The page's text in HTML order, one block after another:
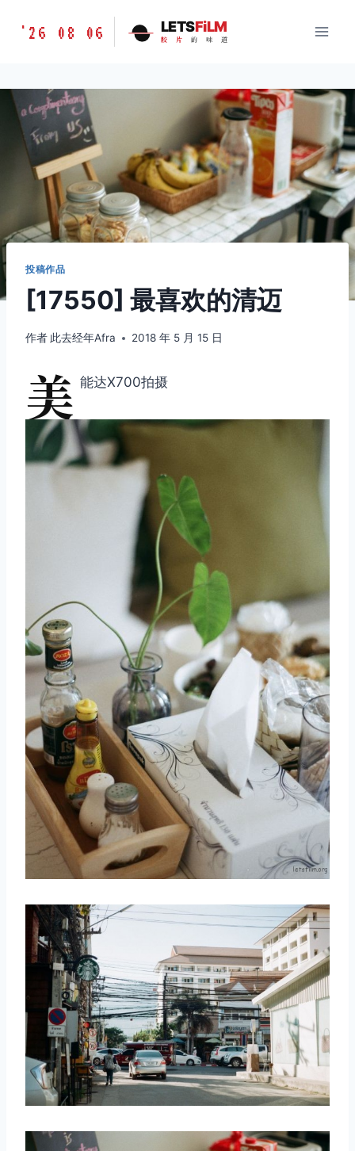
胶
味
道
LETSFILM
'26 08 06 LETSFiLM
胶 片 的 味 道
投稿作品
[17550] 最喜欢的清迈
作者 此去经年Afra 2018 年 5 月 15 日
美 能达X700拍摄